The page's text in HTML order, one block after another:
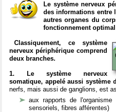
Le système nerveux
des informations entre
autres organes du
fonctionnement
Classiquement, ce système
nerveux périphérique comprend
deux branches.
1. Le système nerveux
somatique, appelé aussi système
nerfs, mais aussi de ganglions, est
aux rapports de l'organisme
sensoriels, fibres afférentes)